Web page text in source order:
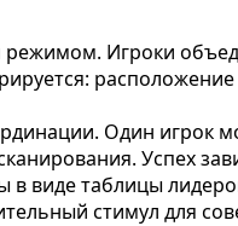
режимом. Игроки
Один игрок
Успех
виде таблицы
стимул для